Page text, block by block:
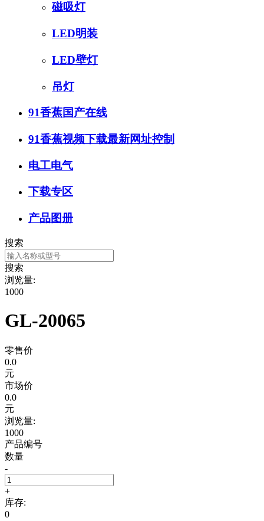
磁吸灯
LED明装
LED壁灯
吊灯
91香蕉国产在线
91香蕉视频下载最新网址控制
电工电气
下载专区
产品图册
搜索
搜索
浏览量:
1000
GL-20065
零售价
0.0
元
市场价
0.0
元
浏览量:
1000
产品编号
数量
-
+
库存:
0